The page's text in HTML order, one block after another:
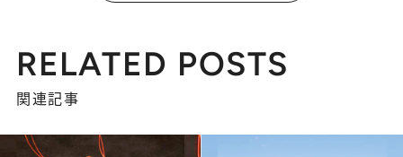
RELATED POSTS
関連記事